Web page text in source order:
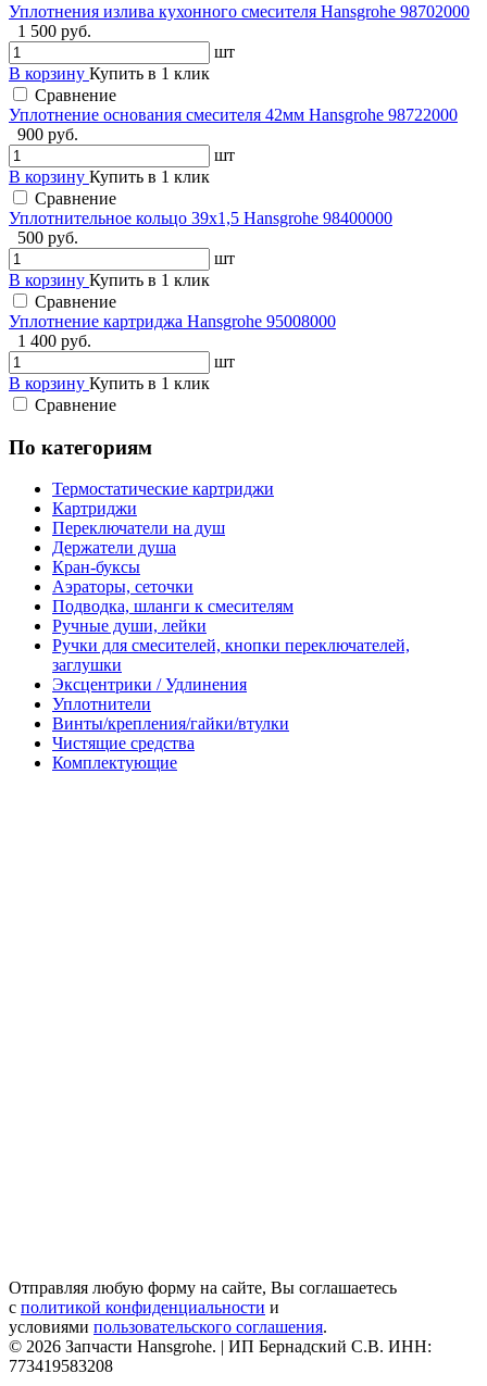
Уплотнения излива кухонного смесителя Hansgrohe 98702000
1 500 руб.
шт
В корзину Купить в 1 клик
Сравнение
Уплотнение основания смесителя 42мм Hansgrohe 98722000
900 руб.
шт
В корзину Купить в 1 клик
Сравнение
Уплотнительное кольцо 39x1,5 Hansgrohe 98400000
500 руб.
шт
В корзину Купить в 1 клик
Сравнение
Уплотнение картриджа Hansgrohe 95008000
1 400 руб.
шт
В корзину Купить в 1 клик
Сравнение
По категориям
Термостатические картриджи
Картриджи
Переключатели на душ
Держатели душа
Кран-буксы
Аэраторы, сеточки
Подводка, шланги к смесителям
Ручные души, лейки
Ручки для смесителей, кнопки переключателей,
заглушки
Эксцентрики / Удлинения
Уплотнители
Винты/крепления/гайки/втулки
Чистящие средства
Комплектующие
Отправляя любую форму на сайте, Вы соглашаетесь
с политикой конфиденциальности и
условиями пользовательского соглашения.
© 2026 Запчасти Hansgrohe. | ИП Бернадский С.В. ИНН:
773419583208